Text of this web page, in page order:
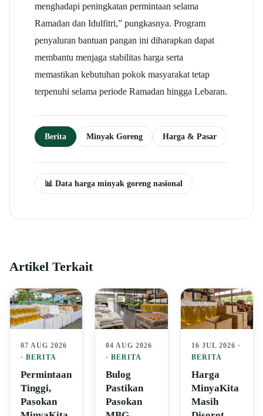
menghadapi peningkatan permintaan selama
Ramadan dan Idulfitri,” pungkasnya. Program
penyaluran bantuan pangan ini diharapkan dapat
membantu menjaga stabilitas harga serta
memastikan kebutuhan pokok masyarakat tetap
terpenuhi selama periode Ramadan hingga Lebaran.
Berita Minyak Goreng Harga & Pasar
📊 Data harga minyak goreng nasional
Artikel Terkait
07 AUG 2026
· BERITA
Permintaan
Tinggi,
Pasokan
04 AUG 2026
·BERITA
Bulog
Pastikan
Pasokan
16 JUL 2026 ·
BERITA
Harga
MinyaKita
Masih